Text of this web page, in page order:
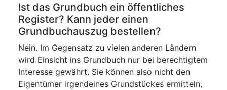
Ist das Grundbuch ein öffentliches
Register? Kann jeder einen
Grundbuchauszug bestellen?
Nein. Im Gegensatz zu vielen anderen Ländern
wird Einsicht ins Grundbuch nur bei berechtigtem
Interesse gewährt. Sie können also nicht den
Eigentümer irgendeines Grundstückes ermitteln,